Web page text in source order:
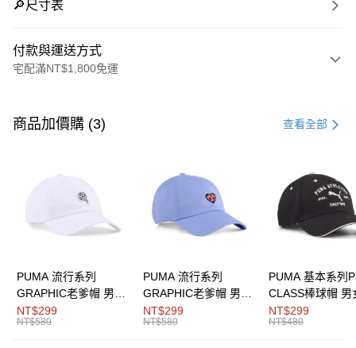
🔎尺寸表
付款與運送方式
宅配滿NT$1,800免運
信用卡一次付款
Apple Pay
Google Pay
運送方式
商品加價購 (3) 查看全部
PUMA 流行系列
GRAPHIC老爹帽 男女
共同
NT$299
NT$580
PUMA 流行系列
GRAPHIC老爹帽 男女
共同
NT$299
NT$580
PUMA 基本系列
CLASS棒球帽 男
同
NT$299
NT$480